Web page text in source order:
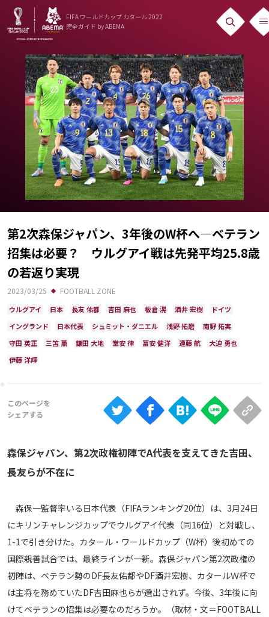
FIFA ワールドカップ カタール 2022
完全ガイド by ABEMA
ニュース
News
出場国
Teams
日本代表
Team Japan
日程・結果
Schedule
ランキング
Ranking
大会について
About
iOS Apps
TV
メディアアライアンス
第2次森保ジャパン、3年後のW杯へ―ベテラン
招集は必要？ ウルグアイ戦は先発平均25.8歳
の若返り実現
2023/03/25 FOOTBALL ZONE
ウルグアイ 日本 長友 佑都 吉田 麻也 板倉 滉 酒井 宏樹
ドイツ
イングランド
日本代表 シュミット・ダニエル 浅野 拓磨
南野 拓実
守田 英正
三笘 薫 鎌田 大地 堂安 律 冨安 健洋 遠藤 航
大迫 勇也
伊藤 洋輝
森保ジャパン、第2次政権初陣でA代表を支えてきた吉田、
長友らが不在に
森保一監督率いる日本代表（FIFAランキング20位）は、3月24日
にキリンチャレンジカップでウルグアイ代表（同16位）と対戦し、
1-1で引き分けた。カタール・ワールドカップ（W杯）後初めての
国際親善試合では、最終ラインが一新。森保ジャパン第2次政権の
初陣は、ベテラン勢のDF長友佑都やDF酒井宏樹、カタールＷ杯で
は主将を務めていたDF吉田麻也らが選出されず。今後、3年後に向
けてベテランの招集は必要なのだろうか。（取材・文＝FOOTBALL